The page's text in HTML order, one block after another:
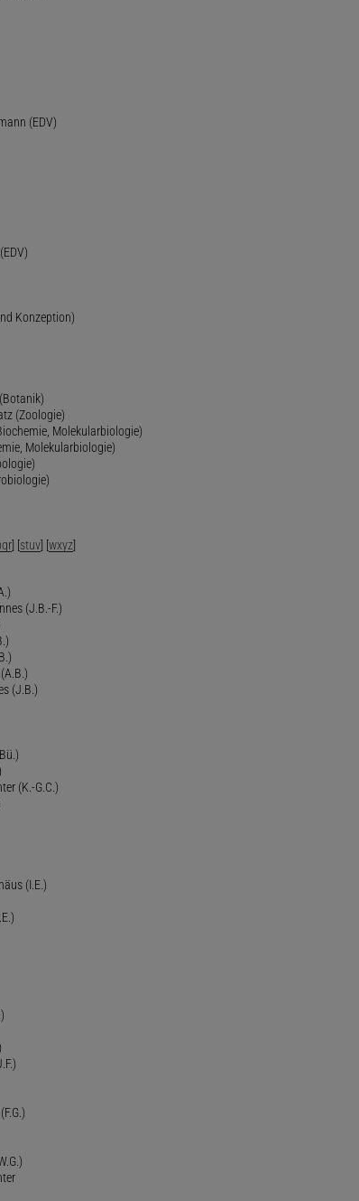
(EDV)
Konzeption)
(Zoologie)
Molekularbiologie)
Molekularbiologie)
] [stuv] [wxyz]
(J.B.-F.)
(J.B.)
(K.-G.C.)
(I.E.)